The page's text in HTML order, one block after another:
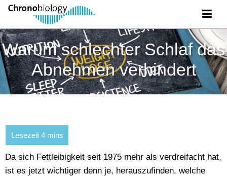
Warum schlechter Schlaf das
Abnehmen verhindert
Da sich Fettleibigkeit seit 1975 mehr als verdreifacht hat,
ist es jetzt wichtiger denn je, herauszufinden, welche